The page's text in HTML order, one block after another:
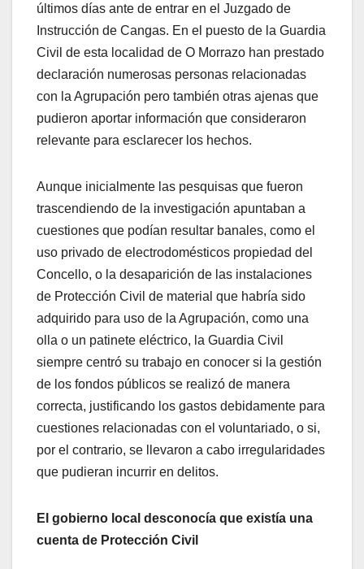
últimos días ante de entrar en el Juzgado de
Instrucción de Cangas. En el puesto de la Guardia
Civil de esta localidad de O Morrazo han prestado
declaración numerosas personas relacionadas
con la Agrupación pero también otras ajenas que
pudieron aportar información que consideraron
relevante para esclarecer los hechos.
Aunque inicialmente las pesquisas que fueron
trascendiendo de la investigación apuntaban a
cuestiones que podían resultar banales, como el
uso privado de electrodomésticos propiedad del
Concello, o la desaparición de las instalaciones
de Protección Civil de material que habría sido
adquirido para uso de la Agrupación, como una
olla o un patinete eléctrico, la Guardia Civil
siempre centró su trabajo en conocer si la gestión
de los fondos públicos se realizó de manera
correcta, justificando los gastos debidamente para
cuestiones relacionadas con el voluntariado, o si,
por el contrario, se llevaron a cabo irregularidades
que pudieran incurrir en delitos.
El gobierno local desconocía que existía una
cuenta de Protección Civil